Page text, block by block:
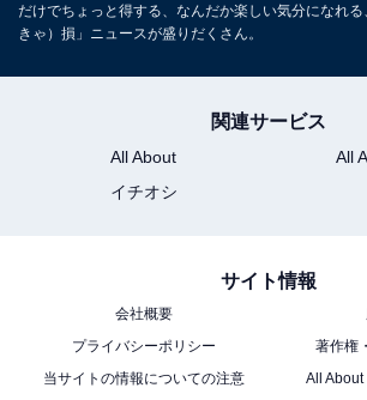
だけでちょっと得する、なんだか楽しい気分になれ
きゃ）損」ニュースが盛りだくさん。
関連サービス
All About
All
イチオシ
サイト情報
会社概要
プライバシーポリシー
著作権
当サイトの情報についての注意
All About